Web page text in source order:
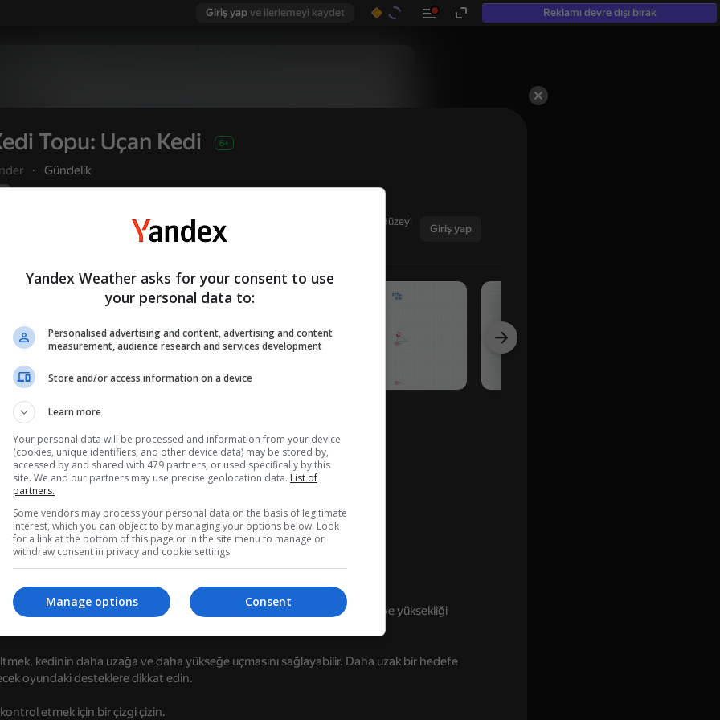
Giriş yap ve ilerlemeyi kaydet Reklamı devre dışı bırak
değerlendirmeleri 6+
70
Müzikal Evcil Hayvanlar! Katz'ı
söylemek
54
46
Topu: Uçan Kedi 6+
· Gündelik
Yandex Games derecelendirmesi Oyuncu değerlendirmeleri
Kullanıcı adı ile giriş yapmanız, oyunda ulaştığınız düzeyi
ve tüm başarılarınızı kaydetmenizi sağlar
Giriş yap
oyun stilleri gözlerinizi parlatacak.
uçuşunu kontrol etmek için bir çizgi çizin.
ve size ferahlatıcı bir deneyim sunar.
daha uzağa ve daha yükseğe uçmasını sağlamak için mürekkebi, hızı ve yüksekliği
kedinin daha uzağa ve daha yükseğe uçmasını sağlayabilir. Daha uzak bir hedefe
oyundaki desteklere dikkat edin.
etmek için bir çizgi çizin.
Yandex Weather asks for your consent to use
your personal data to:
Personalised advertising and content, advertising and content
measurement, audience research and services development
Store and/or access information on a device
Learn more
Your personal data will be processed and information from your device
(cookies, unique identifiers, and other device data) may be stored by,
accessed by and shared with 479 partners, or used specifically by this
site. We and our partners may use precise geolocation data. List of
partners.
Some vendors may process your personal data on the basis of legitimate
interest, which you can object to by managing your options below. Look
for a link at the bottom of this page or in the site menu to manage or
withdraw consent in privacy and cookie settings.
Consent
Manage options